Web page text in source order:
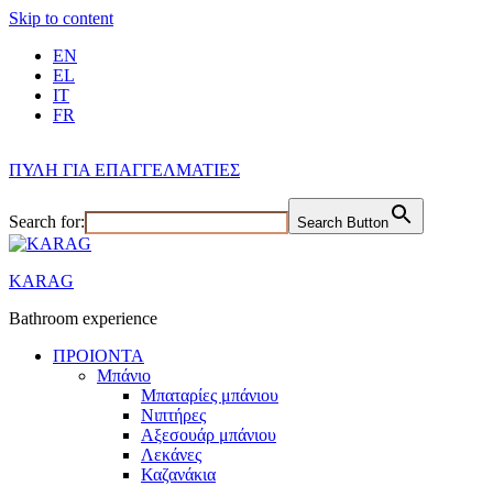
Skip to content
EN
EL
IT
FR
ΠΥΛΗ ΓΙΑ ΕΠΑΓΓΕΛΜΑΤΙΕΣ
Search for: Search Button
KARAG
Bathroom experience
ΠΡΟΙΟΝΤΑ
Μπάνιο
Μπαταρίες μπάνιου
Νιπτήρες
Αξεσουάρ μπάνιου
Λεκάνες
Καζανάκια